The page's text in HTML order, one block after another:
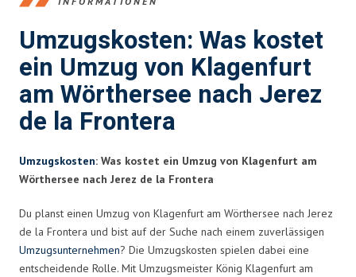
Umzugskosten: Was kostet
ein Umzug von Klagenfurt
am Wörthersee nach Jerez
de la Frontera
Umzugskosten: Was kostet ein Umzug von Klagenfurt am
Wörthersee nach Jerez de la Frontera
Du planst einen Umzug von Klagenfurt am Wörthersee nach Jerez
de la Frontera und bist auf der Suche nach einem zuverlässigen
Umzugsunternehmen? Die Umzugskosten spielen dabei eine
entscheidende Rolle. Mit Umzugsmeister König Klagenfurt am